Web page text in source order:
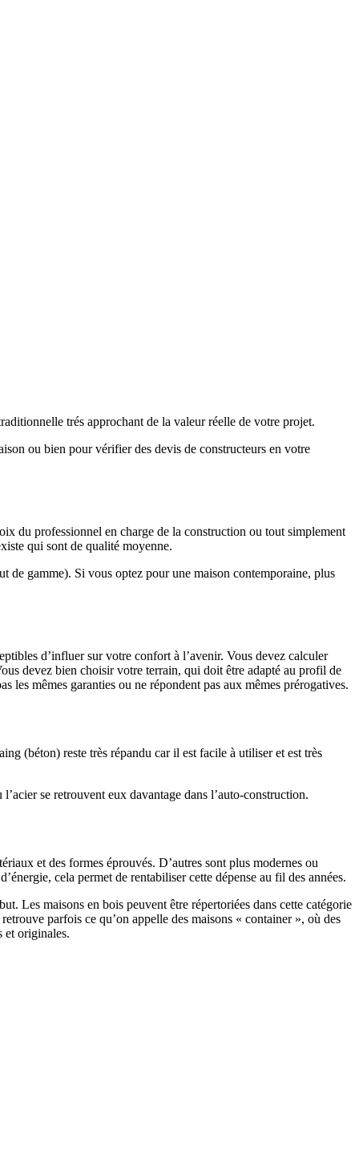
trés approchant de la valeur réelle de votre projet.
ou bien pour vérifier des devis de constructeurs en votre
du professionnel en charge de la construction ou tout simplement
qui sont de qualité moyenne.
de gamme). Si vous optez pour une maison contemporaine, plus
d’influer sur votre confort à l’avenir. Vous devez calculer
devez bien choisir votre terrain, qui doit être adapté au profil de
mêmes garanties ou ne répondent pas aux mêmes prérogatives.
(béton) reste très répandu car il est facile à utiliser et est très
se retrouvent eux davantage dans l’auto-construction.
et des formes éprouvés. D’autres sont plus modernes ou
cela permet de rentabiliser cette dépense au fil des années.
Les maisons en bois peuvent être répertoriées dans cette catégorie
parfois ce qu’on appelle des maisons « container », où des
et originales.